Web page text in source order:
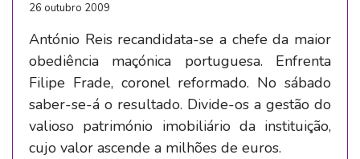
26 outubro 2009
António Reis recandidata-se a chefe da maior
obediência maçónica portuguesa. Enfrenta
Filipe Frade, coronel reformado. No sábado
saber-se-á o resultado. Divide-os a gestão do
valioso património imobiliário da instituição,
cujo valor ascende a milhões de euros.